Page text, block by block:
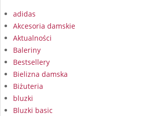
adidas
Akcesoria damskie
Aktualności
Baleriny
Bestsellery
Bielizna damska
Biżuteria
bluzki
Bluzki basic